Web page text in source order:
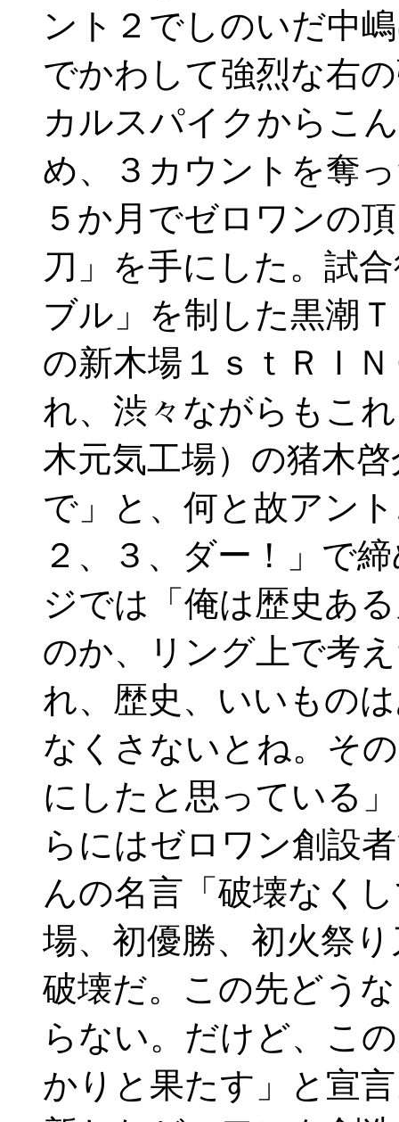
ント２でしのいだ中
でかわして強烈な右
カルスパイクからこ
め、３カウントを奪
５か月でゼロワンの
刀」を手にした。試
ブル」を制した黒潮
の新木場１ｓｔＲＩ
れ、渋々ながらもこ
木元気工場）の猪木
で」と、何と故アン
２、３、ダー！」で
ジでは「俺は歴史あ
のか、リング上で考
れ、歴史、いいもの
なくさないとね。そ
にしたと思っている
らにはゼロワン創設
んの名言「破壊なく
場、初優勝、初火祭
破壊だ。この先どう
らない。だけど、こ
かりと果たす」と宣